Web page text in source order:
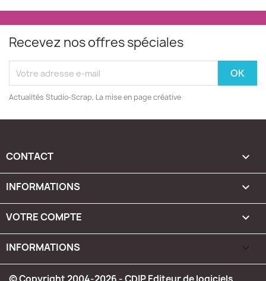
Recevez nos offres spéciales
Actualités Studio-Scrap, La mise en page créative
CONTACT 
INFORMATIONS 
VOTRE COMPTE 
INFORMATIONS